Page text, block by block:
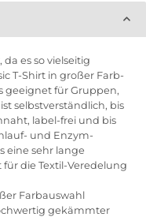
da es so vielseitig
T-Shirt in großer Farb-
geeignet für Gruppen,
selbstverständlich, bis
label-frei und bis
und Enzym-
eine sehr lange
die Textil-Veredelung
Farbauswahl
gekämmter